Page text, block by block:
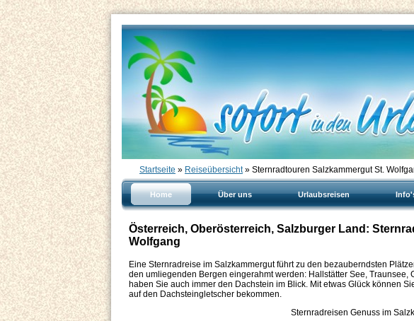
Startseite » Reiseübersicht» Sternradtouren Salzkammergut St.
Home Über uns Urlaubsreisen
Österreich, Oberösterreich, Salzburger Land:
Wolfgang
Eine Sternradreise im Salzkammergut führt zu den bezauberndsten
den umliegenden Bergen eingerahmt werden: Hallstätter See,
haben Sie auch immer den Dachstein im Blick. Mit etwas Glück können
auf den Dachsteingletscher bekommen.
Sternradreisen Genuss im